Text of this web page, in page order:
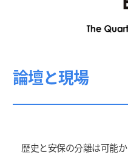
論壇と現場
歴史と安保の分離は可能か